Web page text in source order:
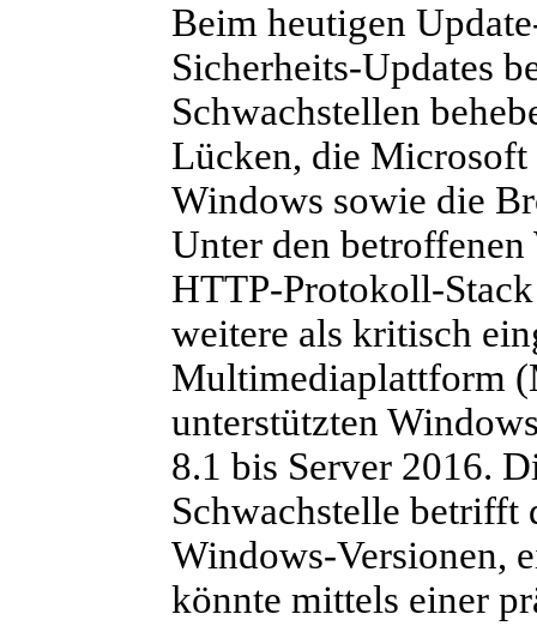
Beim heutigen
Sicherheits-Updates
Schwachstellen
Lücken, die
Windows sowie die
Unter den
HTTP-Protokoll-
weitere als kritisch
Multimediaplattform
unterstützten
8.1 bis Server 2016.
Schwachstelle betrifft
Windows-Versionen,
könnte mittels einer